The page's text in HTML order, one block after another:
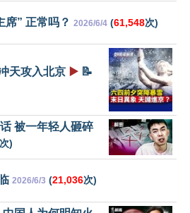
席” 正常吗？ 2026/6/4 (61,548次)
天攻入北京 ▶️ 📝
被一年轻人砸碎
次)
2026/6/3 (21,036次)